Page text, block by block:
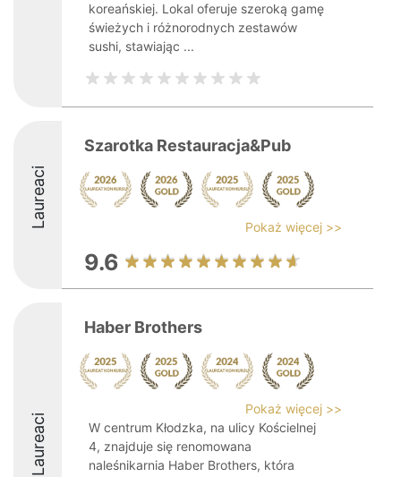
koreańskiej. Lokal oferuje szeroką gamę
świeżych i różnorodnych zestawów
sushi, stawiając ...
Laureaci
Szarotka Restauracja&Pub
Pokaż więcej >>
9.6
Laureaci
Haber Brothers
Pokaż więcej >>
W centrum Kłodzka, na ulicy Kościelnej
4, znajduje się renomowana
naleśnikarnia Haber Brothers, która